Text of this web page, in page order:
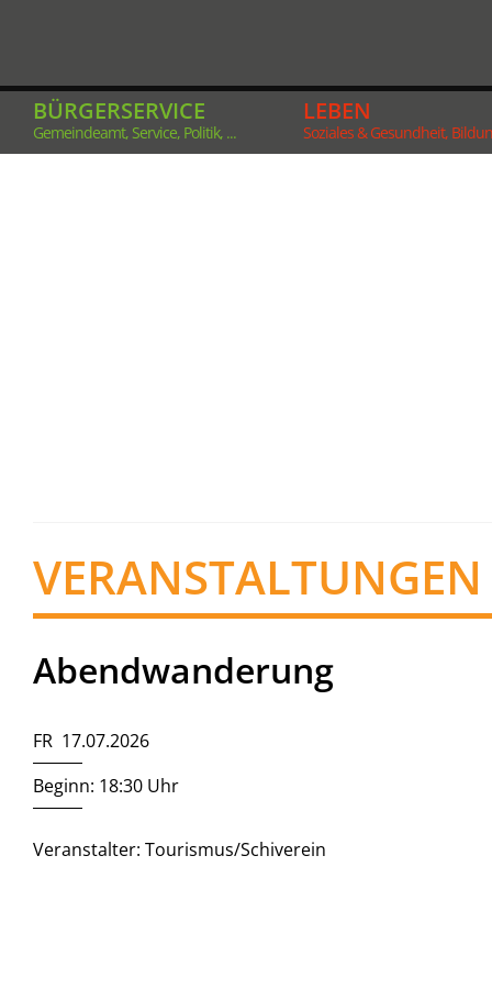
BÜRGERSERVICE
Gemeindeamt, Service, Politik, ...
LEBEN
Soziales & Gesundheit,
VERANSTALTUNGEN
Abendwanderung
FR 17.07.2026
Beginn: 18:30 Uhr
Veranstalter: Tourismus/Schiverein